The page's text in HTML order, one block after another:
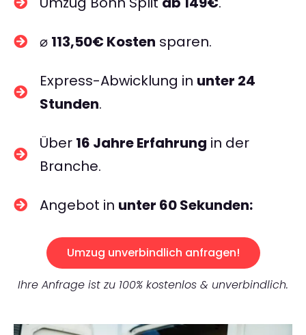
⌀ 113,50€ Kosten sparen.
Express-Abwicklung in unter 24
Stunden.
Über 16 Jahre Erfahrung in der
Branche.
Angebot in unter 60 Sekunden:
Umzug unverbindlich anfragen!
Ihre Anfrage ist zu 100% kostenlos & unverbindlich.